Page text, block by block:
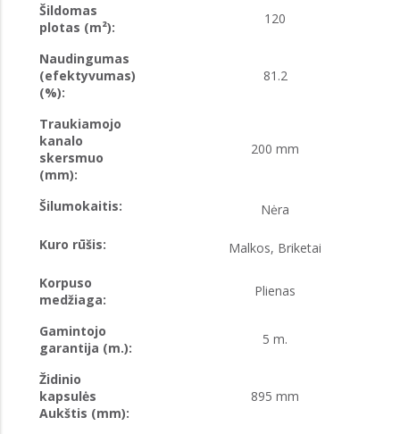
Šildomas
plotas (m²):
120
Naudingumas
(efektyvumas)
(%):
81.2
Traukiamojo
kanalo
skersmuo
(mm):
200 mm
Šilumokaitis: Nėra
Kuro rūšis: Malkos, Briketai
Korpuso
medžiaga:
Plienas
Gamintojo
garantija (m.):
5 m.
Židinio
kapsulės
Aukštis (mm):
895 mm